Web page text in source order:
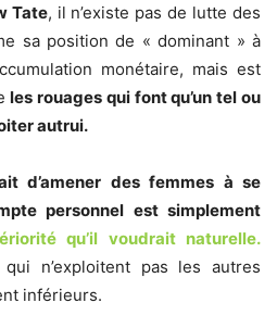
Tate, il n’existe pas de lutte des
sa position de « dominant » à
monétaire, mais est
les rouages qui font qu’un tel ou
autrui.
d’amener des femmes à se
personnel est simplement
qu’il voudrait naturelle.
n’exploitent pas les autres
inférieurs.